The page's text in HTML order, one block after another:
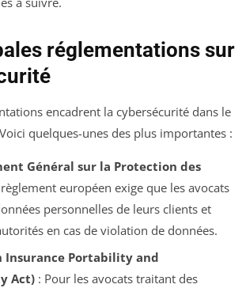
réglementations sur
encadrent la cybersécurité dans le
quelques-unes des plus importantes :
Général sur la Protection des
européen exige que les avocats
personnelles de leurs clients et
en cas de violation de données.
Insurance Portability and
Act): Pour les avocats traitant des